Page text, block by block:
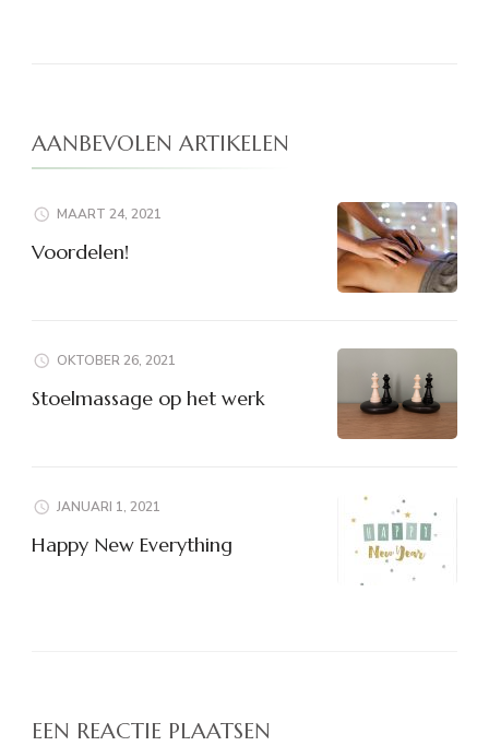
AANBEVOLEN ARTIKELEN
MAART 24, 2021
Voordelen!
OKTOBER 26, 2021
Stoelmassage op het werk
JANUARI 1, 2021
Happy New Everything
EEN REACTIE PLAATSEN